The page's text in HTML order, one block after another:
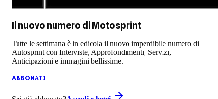
Il nuovo numero di Motosprint
Tutte le settimana è in edicola il nuovo imperdibile numero di
Autosprint con Interviste, Approfondimenti, Servizi,
Anticipazioni e immagini bellissime.
ABBONATI